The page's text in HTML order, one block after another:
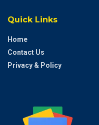
Quick Links
Home
Contact Us
Privacy & Policy